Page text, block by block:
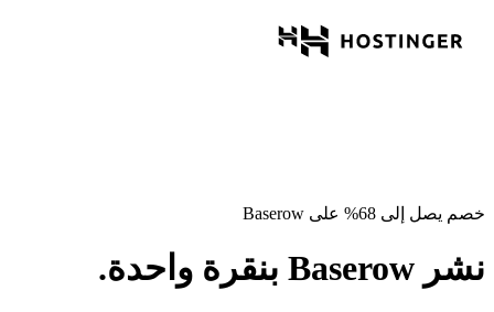
خصم يصل إلى 68% على Baserow
نشر Baserow بنقرة واحدة.